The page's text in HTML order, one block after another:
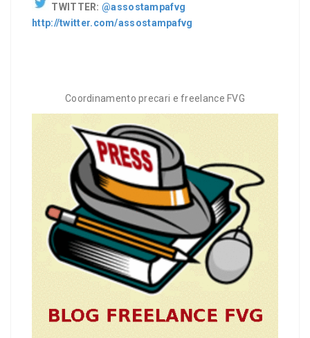
TWITTER:@assostampafvg
http://twitter.com/assostampafvg
Coordinamento precari e freelance FVG